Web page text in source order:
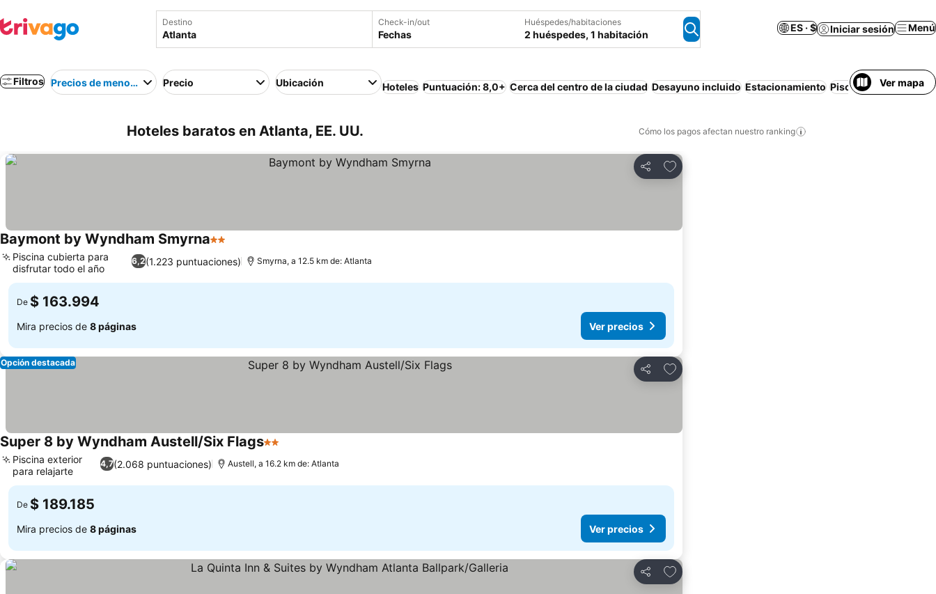
Destino Check-in/out
Fechas
Huéspedes/habitaciones
2 huéspedes, 1 habitación
ES · $ Iniciar sesión Menú
Filtros Precios de menor a mayorPrecio Ubicación Hoteles Puntuación: 8,0+ Cerca del centro de la ciudad Desayuno incluido Estacionamiento Piscina Cancelación
Ver mapa
Hoteles baratos en Atlanta, EE. UU. Cómo los pagos afectan nuestro ranking
Compartir
Agregar a favoritos
Baymont by Wyndham Smyrna2 Estrellas
6,2(1.223 puntuaciones)
Piscina cubierta para
disfrutar todo el año
Smyrna, a 12.5 km de: Atlanta
De $ 163.994
Mira precios de 8 páginas Ver precios
Compartir
Agregar a favoritos
Opción destacada
Super 8 by Wyndham Austell/Six Flags2 Estrellas
4,7(2.068 puntuaciones)
Piscina exterior
para relajarte
Austell, a 16.2 km de: Atlanta
De $ 189.185
Mira precios de 8 páginas Ver precios
Compartir
Agregar a favoritos